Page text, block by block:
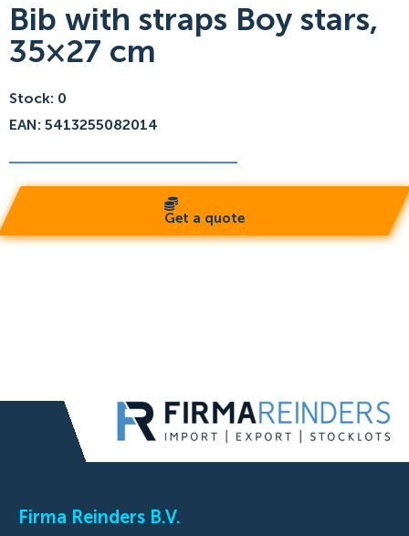
Bib with straps Boy stars,
35×27 cm
Stock: 0
EAN: 5413255082014
Get a quote
Firma Reinders B.V.